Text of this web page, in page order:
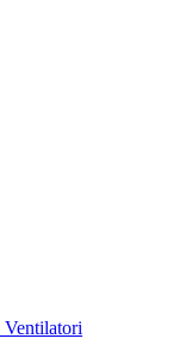
Ventilatori